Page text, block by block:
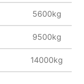
5600kg
9500kg
14000kg